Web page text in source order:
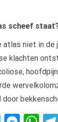
scheef
atlas niet in
klachten